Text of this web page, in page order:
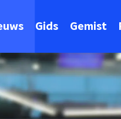
Gids Gemist